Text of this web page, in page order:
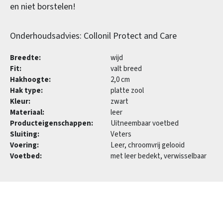
en niet borstelen!
Onderhoudsadvies: Collonil Protect and Care
Breedte:
wijd
Fit:
valt breed
Hakhoogte:
2,0 cm
Hak type:
platte zool
Kleur:
zwart
Materiaal:
leer
Producteigenschappen:
Uitneembaar voetbed
Sluiting:
Veters
Voering:
Leer, chroomvrij gelooid
Voetbed:
met leer bedekt, verwisselbaar